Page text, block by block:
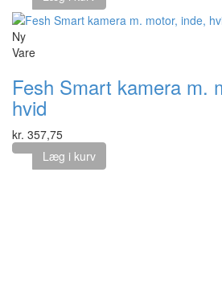
Ny
Vare
Fesh Smart kamera m.
hvid
kr. 357,75
Læg i kurv